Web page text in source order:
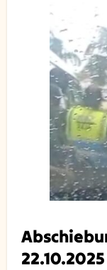
22.10.2025